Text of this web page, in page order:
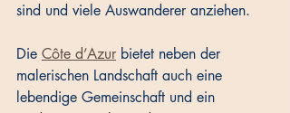
sind und viele Auswanderer anziehen.
Die Côte d’Azur bietet neben der
malerischen Landschaft auch eine
lebendige Gemeinschaft und ein